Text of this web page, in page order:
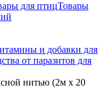
для птицТовары
и добавки для
от паразитов для
нитью (2м х 20